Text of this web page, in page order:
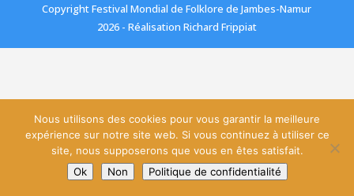
Copyright Festival Mondial de Folklore de Jambes-Namur
2026 - Réalisation Richard Frippiat
Nous utilisons des cookies pour vous garantir la meilleure
expérience sur notre site web. Si vous continuez à utiliser ce
site, nous supposerons que vous en êtes satisfait.
Ok
Non Politique de confidentialité